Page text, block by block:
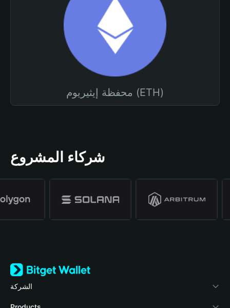
محفظة إيثيريوم (ETH)
شركاء المشروع
الشركة